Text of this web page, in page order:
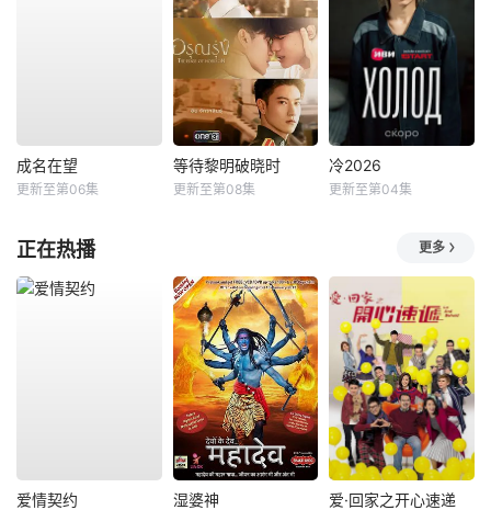
成名在望
更新至第06集
等待黎明破晓时
更新至第08集
冷2026
更新至第04集
正在热播 更多
爱情契约 湿婆神 爱·回家之开心速递